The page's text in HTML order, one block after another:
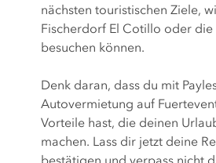
nächsten touristischen Ziele,
Fischerdorf El Cotillo oder
besuchen können.
Denk daran, dass du mit
Autovermietung auf
Vorteile hast, die deinen
machen. Lass dir jetzt deine
bestätigen und verpass nicht